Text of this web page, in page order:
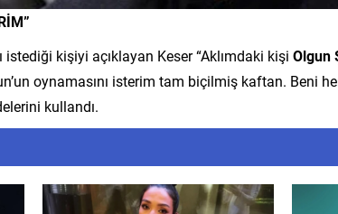
kişiyi açıklayan Keser “Aklımdaki kişi Olgun
oynamasını isterim tam biçilmiş kaftan. Beni
kullandı.